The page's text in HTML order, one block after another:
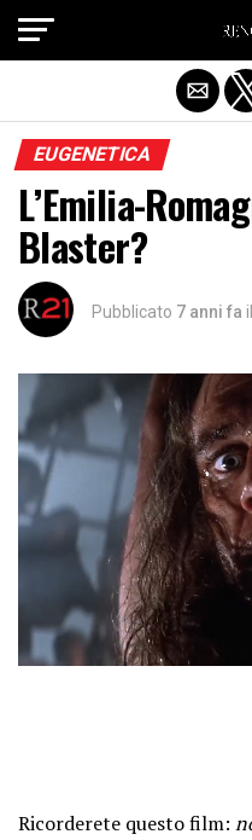
EUGENETICA
L’Emilia-
Blaster?
Pubblicato 7 anni fa il
Ricorderete questo film:
Exit